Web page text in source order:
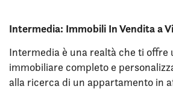
Intermedia: Immobili In Vendita a
Intermedia è una realtà che ti offre
immobiliare completo e
alla ricerca di un appartamento in